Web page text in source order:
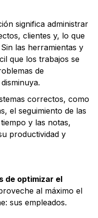
significa administrar
clientes y, lo que
las herramientas y
que los trabajos se
de
correctos, como
el seguimiento de las
y las notas,
productividad y
de optimizar el
al máximo el
sus empleados.